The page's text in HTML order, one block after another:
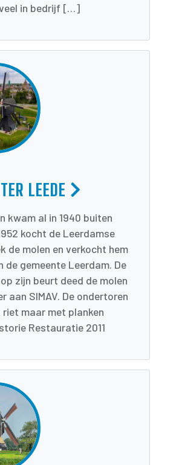
in bedrijf […]
LEEDE
kwam al in 1940 buiten
kocht de Leerdamse
de molen en verkocht hem
de gemeente Leerdam. De
zijn beurt deed de molen
aan SIMAV. De ondertoren
maar met planken
Restauratie 2011